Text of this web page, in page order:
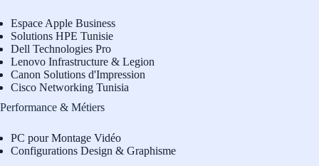
Espace Apple Business
Solutions HPE Tunisie
Dell Technologies Pro
Lenovo Infrastructure & Legion
Canon Solutions d'Impression
Cisco Networking Tunisia
Performance & Métiers
PC pour Montage Vidéo
Configurations Design & Graphisme